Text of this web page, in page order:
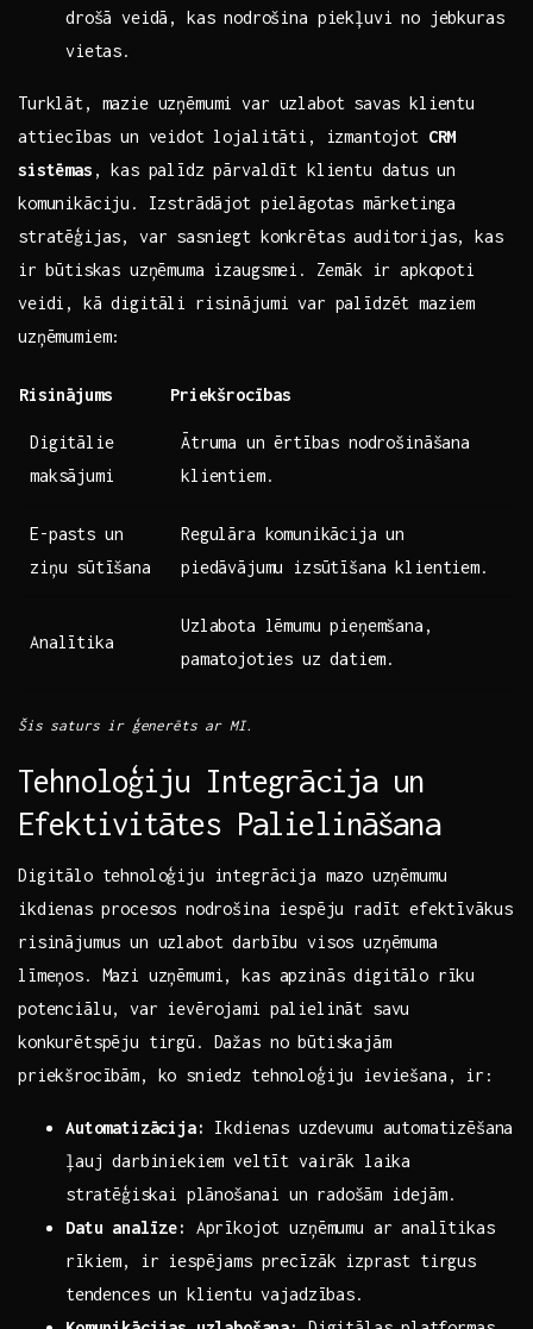
drošā‌ veidā, kas‌ nodrošina piekļuvi no jebkuras
vietas.
Turklāt, mazie uzņēmumi​ var uzlabot ⁣savas klientu
⁤attiecības‍ un veidot​ lojalitāti, ‌izmantojot CRM
sistēmas , ⁣kas palīdz‍ pārvaldīt klientu datus ⁣un
komunikāciju.⁣ Izstrādājot pielāgotas⁤ mārketinga
stratēģijas,‍ var sasniegt konkrētas auditorijas, kas
ir ⁣būtiskas uzņēmuma ‍izaugsmei.⁢ Zemāk‌ ir apkopoti
veidi, kā digitāli ‍risinājumi var palīdzēt maziem
uzņēmumiem:
Risinājums Priekšrocības
Digitālie
maksājumi
Ātruma un ⁢ērtības nodrošināšana⁤
klientiem.
E-pasts un‌
ziņu ⁤sūtīšana
Regulāra komunikācija un
piedāvājumu izsūtīšana ​klientiem.
Analītika
Uzlabota lēmumu pieņemšana,
pamatojoties uz⁣ datiem.
Šis saturs ir ģenerēts ar ⁢MI.
Tehnoloģiju Integrācija‍ un
‌Efektivitātes​ Palielināšana
Digitālo tehnoloģiju integrācija mazo⁣ uzņēmumu
ikdienas ⁣procesos nodrošina iespēju radīt efektīvākus⁢
risinājumus un uzlabot darbību visos ‍uzņēmuma
līmeņos. ‍Mazi uzņēmumi, kas ​apzinās digitālo rīku
potenciālu, var ievērojami palielināt savu
konkurētspēju tirgū.‌ Dažas no būtiskajām
priekšrocībām, ko sniedz tehnoloģiju ieviešana, ir:
Automatizācija:
​Ikdienas uzdevumu automatizēšana⁣
ļauj ‍darbiniekiem veltīt vairāk laika
⁣stratēģiskai plānošanai⁤ un⁣ radošām idejām.
Datu‌ analīze:
Aprīkojot uzņēmumu ar⁤ analītikas
rīkiem, ir ​iespējams precīzāk izprast tirgus
⁤tendences un‌ klientu vajadzības.